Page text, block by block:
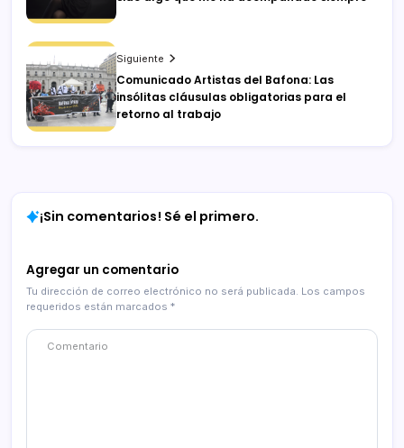
Siguiente
Comunicado Artistas del Bafona: Las
insólitas cláusulas obligatorias para el
retorno al trabajo
¡Sin comentarios! Sé el primero.
Agregar un comentario
Tu dirección de correo electrónico no será publicada. Los campos
requeridos están marcados *